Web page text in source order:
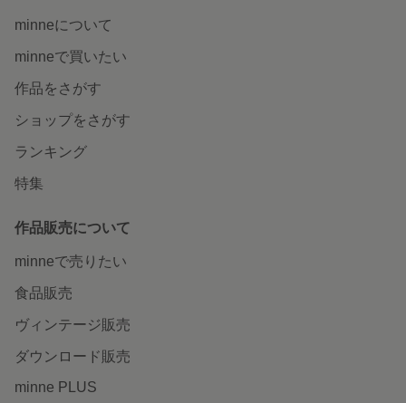
minneについて
minneで買いたい
作品をさがす
ショップをさがす
ランキング
特集
作品販売について
minneで売りたい
食品販売
ヴィンテージ販売
ダウンロード販売
minne PLUS